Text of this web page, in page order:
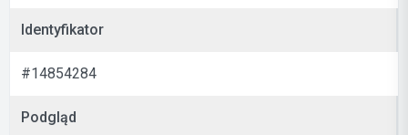
Identyfikator
#14854284
Podgląd